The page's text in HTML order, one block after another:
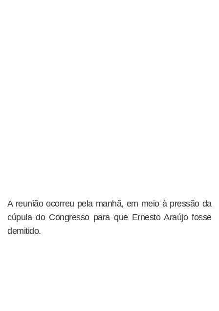
A reunião ocorreu pela manhã, em meio à pressão da
cúpula do Congresso para que Ernesto Araújo fosse
demitido.